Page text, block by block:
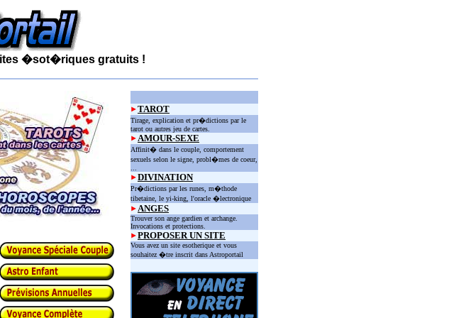
�sot�riques gratuits !
TAROT
Tirage, explication et pr�dictions par le
tarot ou autres jeu de cartes.
AMOUR-SEXE
Affinit� dans le couple, comportement
sexuels selon le signe, probl�mes de coeur,
DIVINATION
Pr�dictions par les runes, m�thode
tibetaine, le yi-king, l'oracle �lectronique
ANGES
Trouver son ange gardien et archange.
Invocations et protections.
PROPOSER UN SITE
Vous avez un site esotherique et vous
souhaitez �tre inscrit dans Astroportail